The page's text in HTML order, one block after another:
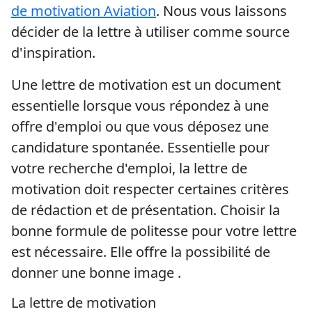
de motivation Aviation. Nous vous laissons
décider de la lettre à utiliser comme source
d'inspiration.
Une lettre de motivation est un document
essentielle lorsque vous répondez à une
offre d'emploi ou que vous déposez une
candidature spontanée. Essentielle pour
votre recherche d'emploi, la lettre de
motivation doit respecter certaines critères
de rédaction et de présentation. Choisir la
bonne formule de politesse pour votre lettre
est nécessaire. Elle offre la possibilité de
donner une bonne image .
La lettre de motivation